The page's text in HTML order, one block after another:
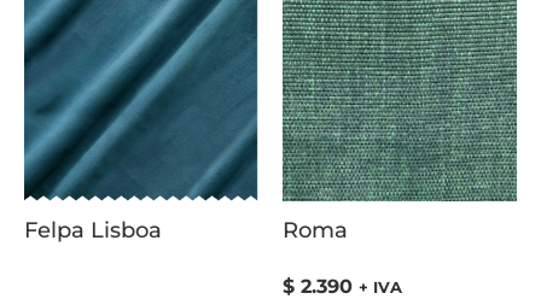
Felpa Lisboa Roma
$ 2.390 + IVA